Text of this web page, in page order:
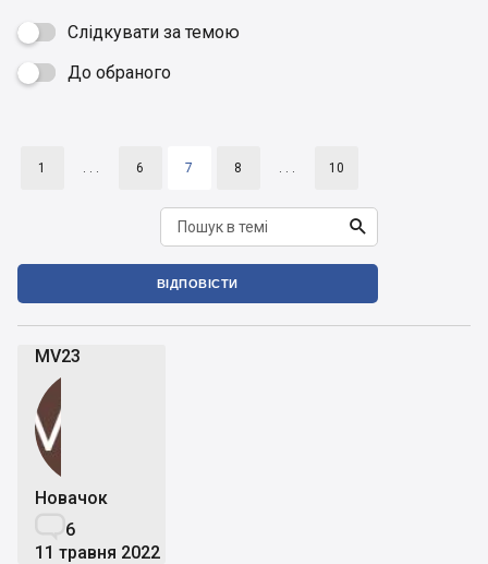
Слідкувати за темою
 До обраного
1 . . . 6 7 8 . . . 10

ВІДПОВІСТИ
MV23
Новачок
6
11 травня 2022